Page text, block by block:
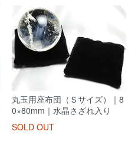
丸玉用座布団（Ｓサイズ）｜8
0×80mm｜水晶さざれ入り
SOLD OUT